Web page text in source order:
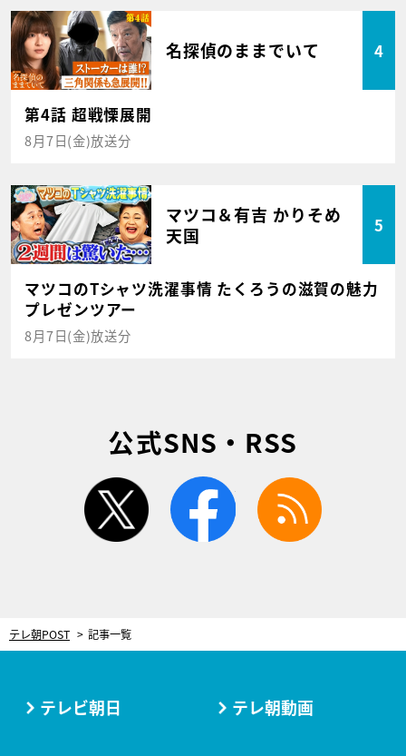
名探偵のままでいて 4
第4話 超戦慄展開
8月7日(金)放送分
マツコ＆有吉 かりそめ
天国
5
マツコのTシャツ洗濯事情 たくろうの滋賀の魅力
プレゼンツアー
8月7日(金)放送分
公式SNS・RSS
twitter facebook
テレ朝POST 記事一覧
テレビ朝日 テレ朝動画